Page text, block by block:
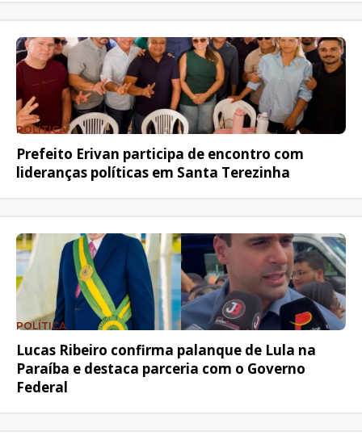
POLÍTICA
Prefeito Erivan participa de encontro com
lideranças políticas em Santa Terezinha
POLÍTICA
Lucas Ribeiro confirma palanque de Lula na
Paraíba e destaca parceria com o Governo
Federal